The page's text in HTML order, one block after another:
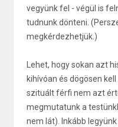
vegyünk fel - végül is
tudnunk dönteni.
megkérdezhetjük.)
Lehet, hogy sokan azt
kihívóan és dögösen
szituált férfi nem azt
megmutatunk a
nem lát). Inkább